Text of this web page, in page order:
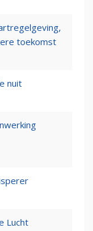
toekomst
nuit
Lucht